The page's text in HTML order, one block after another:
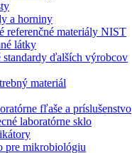
a horniny
referenčné materiály NIST
látky
standardy ďalších výrobcov
materiál
fľaše a príslušenstvo
laboratórne sklo
pre mikrobiológiu